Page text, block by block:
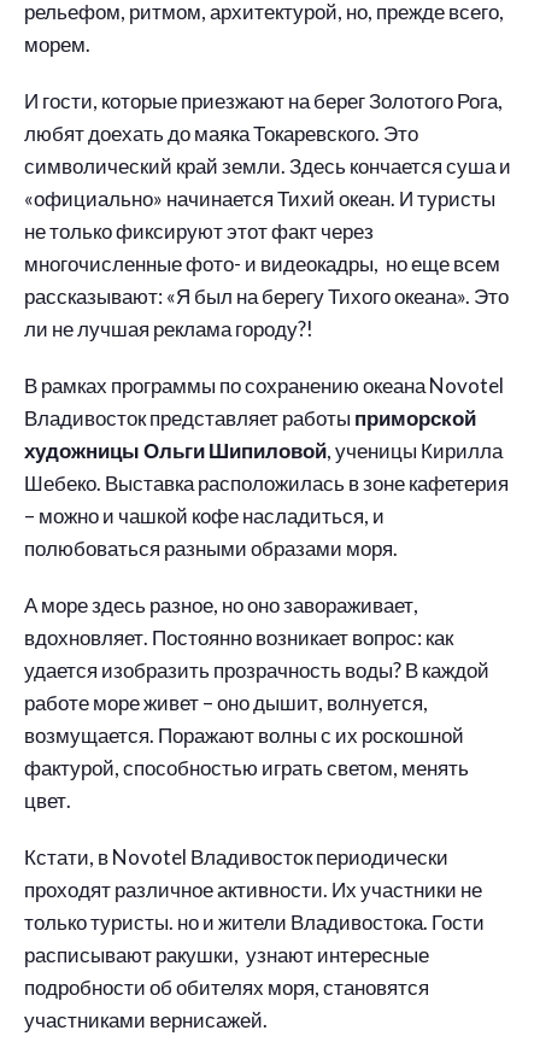
рельефом, ритмом, архитектурой, но, прежде всего,
морем.
И гости, которые приезжают на берег Золотого Рога,
любят доехать до маяка Токаревского. Это
символический край земли. Здесь кончается суша и
«официально» начинается Тихий океан. И туристы
не только фиксируют этот факт через
многочисленные фото- и видеокадры, но еще всем
рассказывают: «Я был на берегу Тихого океана». Это
ли не лучшая реклама городу?!
В рамках программы по сохранению океана Novotel
Владивосток представляет работы приморской
художницы Ольги Шипиловой, ученицы Кирилла
Шебеко. Выставка расположилась в зоне кафетерия
– можно и чашкой кофе насладиться, и
полюбоваться разными образами моря.
А море здесь разное, но оно завораживает,
вдохновляет. Постоянно возникает вопрос: как
удается изобразить прозрачность воды? В каждой
работе море живет – оно дышит, волнуется,
возмущается. Поражают волны с их роскошной
фактурой, способностью играть светом, менять
цвет.
Кстати, в Novotel Владивосток периодически
проходят различное активности. Их участники не
только туристы. но и жители Владивостока. Гости
расписывают ракушки, узнают интересные
подробности об обителях моря, становятся
участниками вернисажей.